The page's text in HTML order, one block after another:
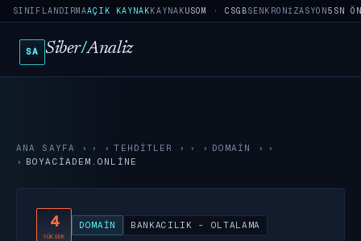
SINIFLANDIRMAAÇIK KAYNAKKAYNAKUSOM · CSGBSENKRONIZASYON5SN
SA Siber/Analiz
ANA SAYFA › TEHDITLER › DOMAIN
›
BOYACIADEM.ONLINE
4
YÜKSEK
DOMAIN BANKACILIK - OLTALAMA